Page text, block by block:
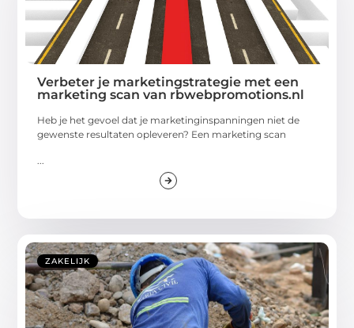
Verbeter je marketingstrategie met een
marketing scan van rbwebpromotions.nl
Heb je het gevoel dat je marketinginspanningen niet de
gewenste resultaten opleveren? Een marketing scan
ZAKELIJK